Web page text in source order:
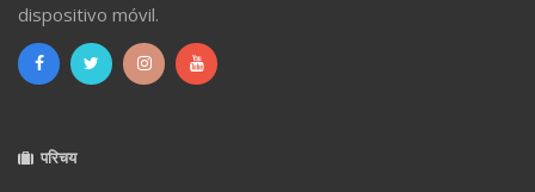
dispositivo móvil.
परिचय